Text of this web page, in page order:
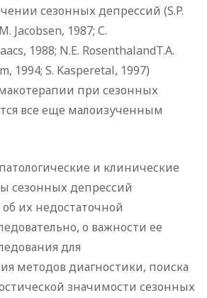
сезонных депрессий (S.P.
Jacobsen, 1987; С.
1988; N.E. RosenthalandT.A.
1994; S. Kasperetal, 1997)
при сезонных
все еще малоизученным
и клинические
сезонных депрессий
их недостаточной
о важности ее
для
методов диагностики, поиска
значимости сезонных